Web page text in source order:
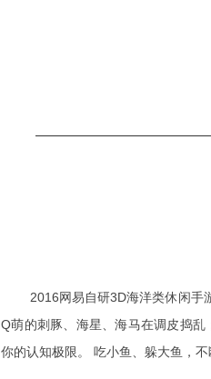
2016网易自研3D海洋类休闲手
Q萌的刺豚、海星、海马在调皮捣
你的认知极限。 吃小鱼、躲大鱼，